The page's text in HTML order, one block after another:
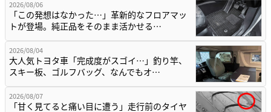
2026/08/06
「この発想はなかった…」革新的なフロアマッ
トが登場。純正品をそのまま活かせる…
2026/08/04
大人気トヨタ車「完成度がスゴイ…」釣り竿、
スキー板、ゴルフバッグ、なんでもオ…
2026/08/07
「甘く見てると痛い目に遭う」走行前のタイヤ